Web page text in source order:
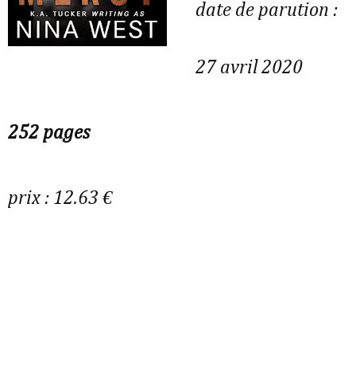
date de parution :
27 avril 2020
252 pages
prix : 12.63 €